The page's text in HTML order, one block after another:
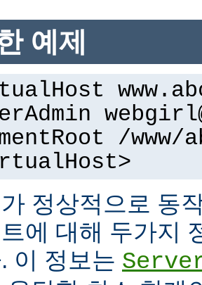
예제
/www/
정상적으로 동
에 대해 두가지
이 정보는